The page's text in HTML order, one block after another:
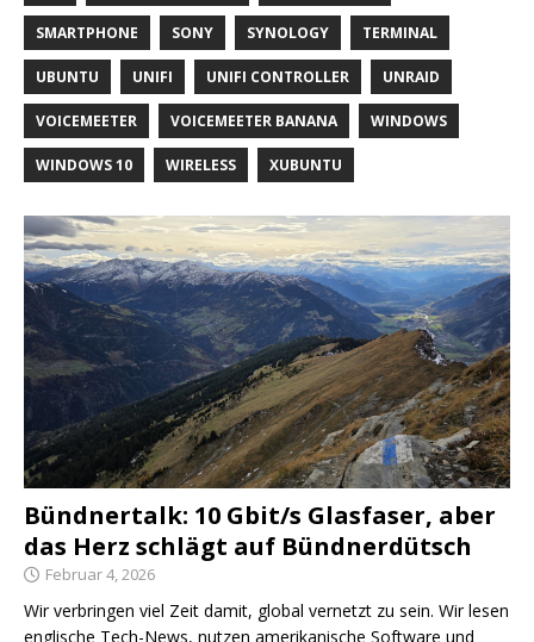
SMARTPHONE SONY SYNOLOGY TERMINAL
UBUNTU UNIFI UNIFI CONTROLLER UNRAID
VOICEMEETER VOICEMEETER BANANA WINDOWS
WINDOWS 10 WIRELESS XUBUNTU
Bündnertalk: 10 Gbit/s Glasfaser, aber
das Herz schlägt auf Bündnerdütsch
Februar 4, 2026
Wir verbringen viel Zeit damit, global vernetzt zu sein. Wir lesen
englische Tech-News, nutzen amerikanische Software und